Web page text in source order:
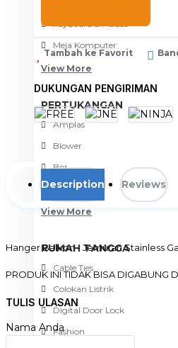
Keyboard & Mouse
Meja Komputer
View More
PERTUKANGAN
Amplas
Blower
Bor
Gergaji
View More
RUMAH TANGGA
Cable Ties
Colokan Listrik
Digital Door Lock
Fashion
Tambah ke Favorit
DUKUNGAN PENGIRIMAN
Description Reviews
Hanger Balkon - Jemuran Stainless
PRODUK INI TIDAK BISA DIGABUNG
Susah untuk jemur pakaian akibat
Gak perlu bingung, dengan hanger
Cocok bagi anda yang tinggal di
TULIS ULASAN
Nama Anda